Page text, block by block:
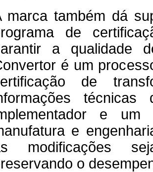
marca também dá
de
a qualidade
é um
de
e um
e
modificações
o